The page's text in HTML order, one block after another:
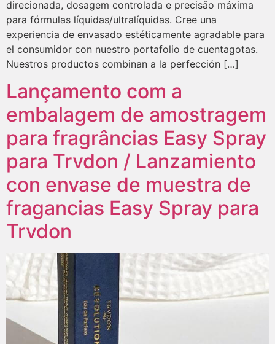
direcionada, dosagem controlada e precisão máxima
para fórmulas líquidas/ultralíquidas. Cree una
experiencia de envasado estéticamente agradable para
el consumidor con nuestro portafolio de cuentagotas.
Nuestros productos combinan a la perfección […]
Lançamento com a
embalagem de amostragem
para fragrâncias Easy Spray
para Trvdon / Lanzamiento
con envase de muestra de
fragancias Easy Spray para
Trvdon